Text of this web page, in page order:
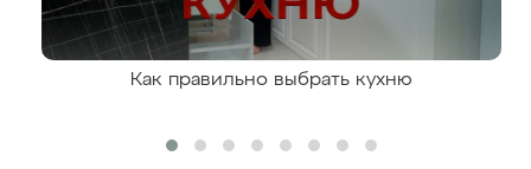
Как правильно выбрать кухню